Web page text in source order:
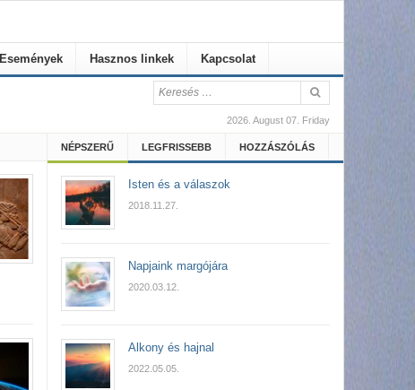
Események Hasznos linkek Kapcsolat
2026. August 07. Friday
NÉPSZERŰ LEGFRISSEBB HOZZÁSZÓLÁS
Isten és a válaszok
2018.11.27.
Napjaink margójára
2020.03.12.
Alkony és hajnal
2022.05.05.